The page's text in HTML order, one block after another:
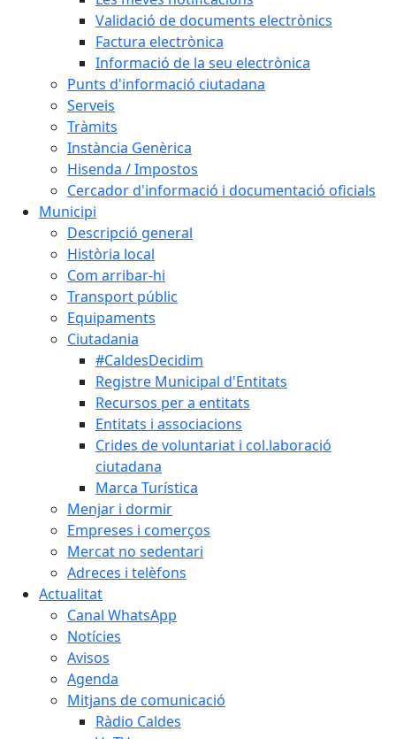
Validació de documents electrònics
Factura electrònica
Informació de la seu electrònica
Punts d'informació ciutadana
Serveis
Tràmits
Instància Genèrica
Hisenda / Impostos
Cercador d'informació i documentació oficials
Municipi
Descripció general
Història local
Com arribar-hi
Transport públic
Equipaments
Ciutadania
#CaldesDecidim
Registre Municipal d'Entitats
Recursos per a entitats
Entitats i associacions
Crides de voluntariat i col.laboració
ciutadana
Marca Turística
Menjar i dormir
Empreses i comerços
Mercat no sedentari
Adreces i telèfons
Actualitat
Canal WhatsApp
Notícies
Avisos
Agenda
Mitjans de comunicació
Ràdio Caldes